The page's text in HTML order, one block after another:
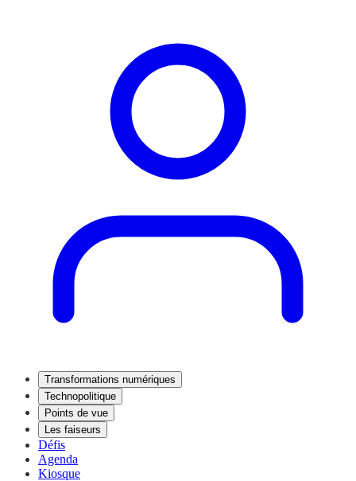
Transformations numériques
Technopolitique
Points de vue
Les faiseurs
Défis
Agenda
Kiosque